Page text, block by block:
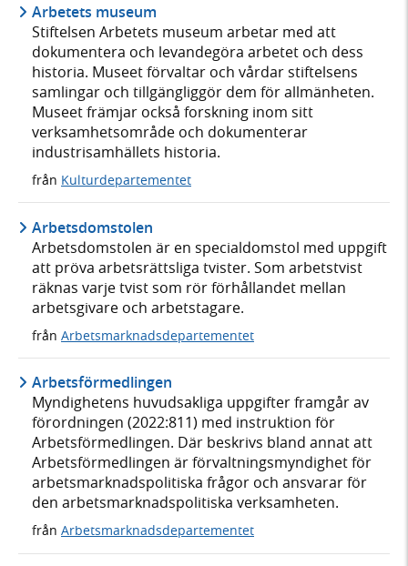
Arbetets museum
Stiftelsen Arbetets museum arbetar med att
dokumentera och levandegöra arbetet och dess
historia. Museet förvaltar och vårdar stiftelsens
samlingar och tillgängliggör dem för allmänheten.
Museet främjar också forskning inom sitt
verksamhetsområde och dokumenterar
industrisamhällets historia.
från Kulturdepartementet
Arbetsdomstolen
Arbetsdomstolen är en specialdomstol med uppgift
att pröva arbetsrättsliga tvister. Som arbetstvist
räknas varje tvist som rör förhållandet mellan
arbetsgivare och arbetstagare.
från Arbetsmarknadsdepartementet
Arbetsförmedlingen
Myndighetens huvudsakliga uppgifter framgår av
förordningen (2022:811) med instruktion för
Arbetsförmedlingen. Där beskrivs bland annat att
Arbetsförmedlingen är förvaltningsmyndighet för
arbetsmarknadspolitiska frågor och ansvarar för
den arbetsmarknadspolitiska verksamheten.
från Arbetsmarknadsdepartementet